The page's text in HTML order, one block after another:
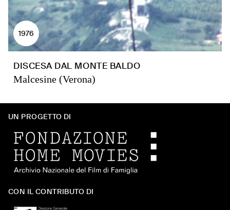
1976
DISCESA DAL MONTE BALDO
Malcesine (Verona)
UN PROGETTO DI
CON IL CONTRIBUTO DI